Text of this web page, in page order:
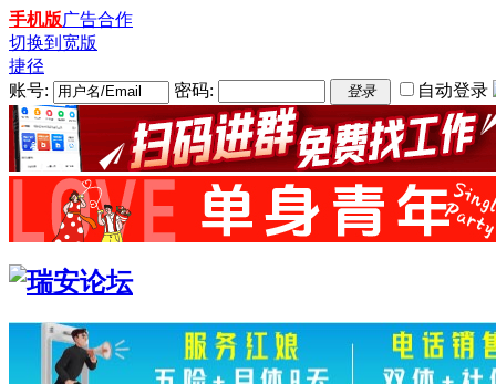
手机版广告合作
切换到宽版
捷径
账号:
密码: 登录 自动登录